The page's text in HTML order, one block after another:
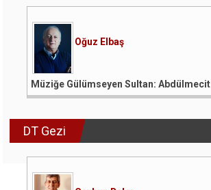
Oğuz Elbaş
Müziğe Gülümseyen Sultan: Abdülmecit
DT Gezi